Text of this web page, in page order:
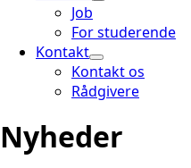
Job
For studerende
Kontakt
Kontakt os
Rådgivere
Nyheder